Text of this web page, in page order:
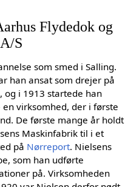
Flydedok og
S
som smed i Salling.
han ansat som drejer på
og i 1913 startede han
virksomhed, der i første
De første mange år holdt
Maskinfabrik til i et
på Nørreport. Nielsens
som han udførte
på. Virksomheden